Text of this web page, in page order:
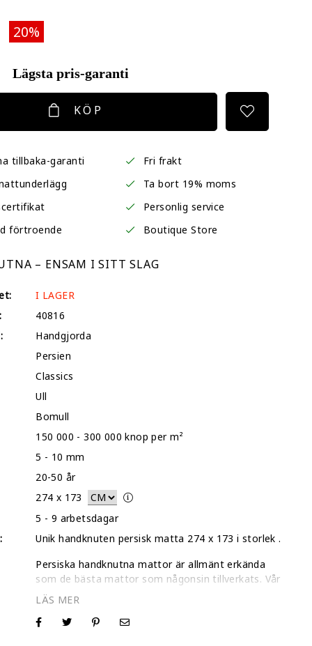
20%
Lägsta pris-garanti
KÖP
tillbaka-garanti
Fri frakt
Ta bort 19% moms
Personlig service
förtroende
Boutique Store
– ENSAM I SITT SLAG
I LAGER
40816
Handgjorda
Persien
Classics
Ull
Bomull
150 000 - 300 000 knop per m²
5 - 10 mm
20-50 år
274 x 173
5 - 9 arbetsdagar
Unik handknuten persisk matta 274 x 173 i storlek .
Persiska handknutna mattor är allmänt erkända
som de bästa mattor som någonsin tillverkats. Vår
kollektion av individuellt utvalda mattor är
kontrollerade var för sig och genomgår en grundlig
djuprengöring och torkning.